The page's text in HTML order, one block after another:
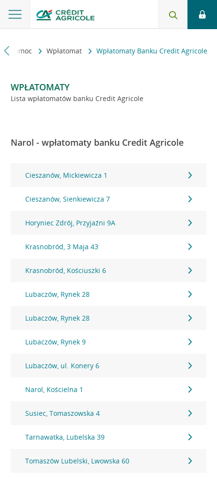
i pomoc Wpłatomat Wpłatomaty Banku Credit Agricole
WPŁATOMATY
Lista wpłatomatów banku Credit Agricole
Narol - wpłatomaty banku Credit Agricole
Cieszanów, Mickiewicza 1
Cieszanów, Sienkiewicza 7
Horyniec Zdrój, Przyjaźni 9A
Krasnobród, 3 Maja 43
Krasnobród, Kościuszki 6
Lubaczów, Rynek 28
Lubaczów, Rynek 28
Lubaczów, Rynek 9
Lubaczów, ul. Konery 6
Narol, Kościelna 1
Susiec, Tomaszowska 4
Tarnawatka, Lubelska 39
Tomaszów Lubelski, Lwowska 60